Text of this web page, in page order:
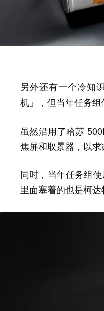
另外还有一个冷知
机」，但当年任务
虽然沿用了哈苏
焦屏和取景器，以求
同时，当年任务组
里面塞着的也是柯